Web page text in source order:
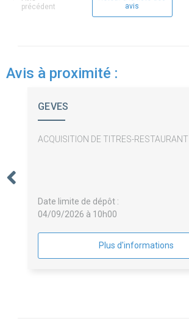
précédent
avis
Avis à proximité :
GEVES
ACQUISITION DE TITRES-RESTAURANT
Date limite de dépôt :
04/09/2026 à 10h00
Plus d'informations